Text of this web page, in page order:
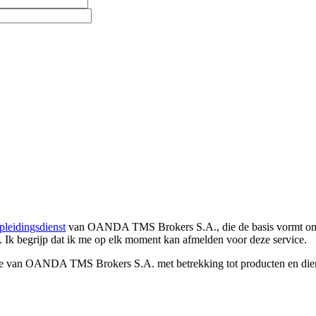
van OANDA TMS Brokers S.A., die de basis vormt
Ik begrijp dat ik me op elk moment kan afmelden voor deze service.
OANDA TMS Brokers S.A. met betrekking tot producten en